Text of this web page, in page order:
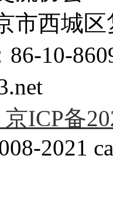
市西城
86-10-
ICP备
2021